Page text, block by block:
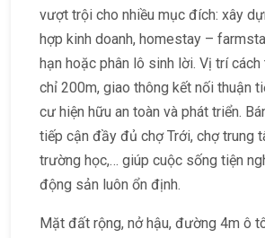
vượt trội cho nhiều mục đích: xây
hợp kinh doanh, homestay –
hạn hoặc phân lô sinh lời. Vị trí
chỉ 200m, giao thông kết nối thuận
cư hiện hữu an toàn và phát triển.
tiếp cận đầy đủ chợ Trới, chợ trung
trường học,… giúp cuộc sống tiện
động sản luôn ổn định.
Mặt đất rộng, nở hậu, đường 4m ô